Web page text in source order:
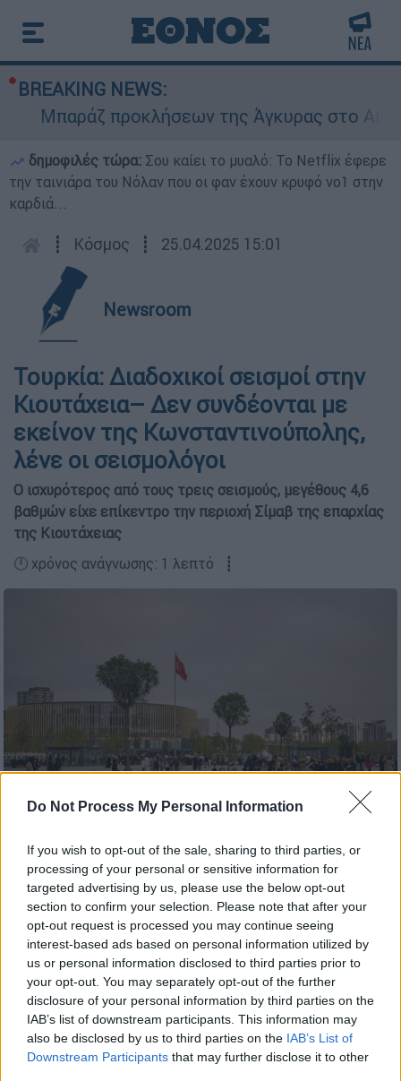
Do Not Process My Personal Information
If you wish to opt-out of the sale, sharing to third parties, or
processing of your personal or sensitive information for
targeted advertising by us, please use the below opt-out
section to confirm your selection. Please note that after your
opt-out request is processed you may continue seeing
interest-based ads based on personal information utilized by
us or personal information disclosed to third parties prior to
your opt-out. You may separately opt-out of the further
disclosure of your personal information by third parties on the
IAB’s list of downstream participants. This information may
also be disclosed by us to third parties on the IAB’s List of
Downstream Participants that may further disclose it to other
BREAKING NEWS:
Μπαράζ προκλήσεων της Άγκυρας στο
δημοφιλές τώρα: Σου καίει το μυαλό: Το Netflix έφερε
την ταινιάρα του Νόλαν που οι φαν έχουν κρυφό νο1 στην
καρδιά...
┋ Κόσμος ┋ 25.04.2025 15:01
Newsroom
Τουρκία: Διαδοχικοί σεισμοί στην
Κιουτάχεια– Δεν συνδέονται με
εκείνον της Κωνσταντινούπολης,
λένε οι σεισμολόγοι
Ο ισχυρότερος από τους τρεις σεισμούς, μεγέθους 4,6
βαθμών είχε επίκεντρο την περιοχή Σίμαβ της επαρχίας
της Κιουτάχειας
🕛 χρόνος ανάγνωσης: 1 λεπτό ┋
Πολίτες στους δρόμους της Κωνσταντινούπολης μετά τους
Προσθέστε το ΕΘΝΟΣ στη Google
Ανησυχία μεταξύ των κατοίκων προκάλεσαν
οι τρεις διαδοχικές σεισμικές δονήσειςπου
σημειώθηκαν σήμερα το πρωί στην επαρχία
Κιουτάχεια τηςΔυτικής Τουρκίας .
ΔΙΑΒΑΣΤΕ ΕΠΙΣΗΣ